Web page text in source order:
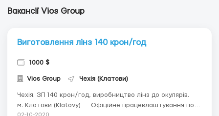
Вакансії Vios Group
Виготовлення лінз 140 крон/год
1000 $
Vios Group Чехія (Клатови)
Чехія. ЗП 140 крон/год, виробництво лінз до окулярів.ᅠ
м. Клатови (Klatovy) ᅠ Офіційне працевлаштування по
02-10-2020